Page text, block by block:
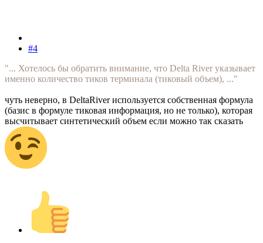
#4
"... Хотелось бы обратить внимание, что Delta River указывает
именно количество тиков терминала (тиковый объем), ..."
чуть неверно, в DeltaRiver используется собственная формула
(базис в формуле тиковая информация, но не только), которая
высчитывает синтетический объем если можно так сказать